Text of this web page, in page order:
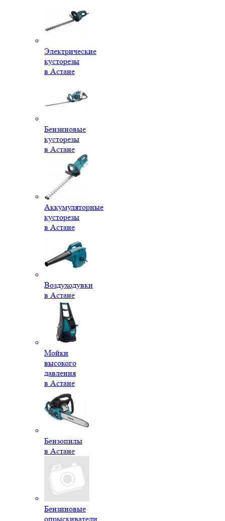
Электрические
кусторезы
в Астане
Бензиновые
кусторезы
в Астане
Аккумуляторные
кусторезы
в Астане
Воздуходувки
в Астане
Мойки
высокого
давления
в Астане
Бензопилы
в Астане
Бензиновые
опрыскиватели